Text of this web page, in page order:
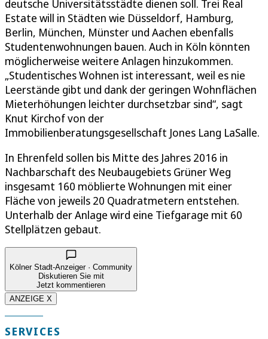
deutsche Universitätsstädte dienen soll. Trei Real
Estate will in Städten wie Düsseldorf, Hamburg,
Berlin, München, Münster und Aachen ebenfalls
Studentenwohnungen bauen. Auch in Köln könnten
möglicherweise weitere Anlagen hinzukommen.
„Studentisches Wohnen ist interessant, weil es nie
Leerstände gibt und dank der geringen Wohnflächen
Mieterhöhungen leichter durchsetzbar sind“, sagt
Knut Kirchof von der
Immobilienberatungsgesellschaft Jones Lang LaSalle.
In Ehrenfeld sollen bis Mitte des Jahres 2016 in
Nachbarschaft des Neubaugebiets Grüner Weg
insgesamt 160 möblierte Wohnungen mit einer
Fläche von jeweils 20 Quadratmetern entstehen.
Unterhalb der Anlage wird eine Tiefgarage mit 60
Stellplätzen gebaut.
Kölner Stadt-Anzeiger · Community
Diskutieren Sie mit
Jetzt kommentieren
ANZEIGE X
SERVICES